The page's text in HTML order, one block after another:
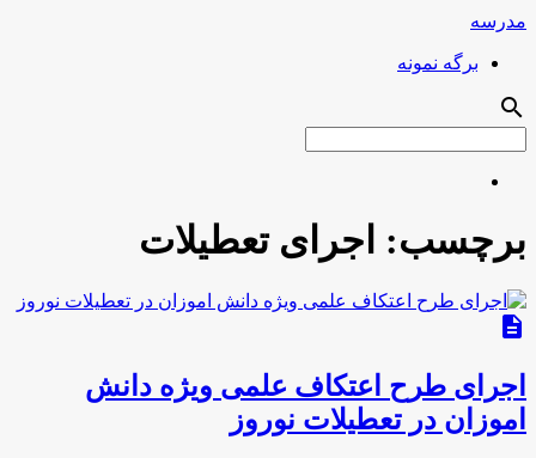
مدرسه
برگه نمونه
search
برچسب: اجرای تعطیلات
description
اجرای طرح اعتکاف علمی ویژه دانش
اموزان در تعطیلات نوروز